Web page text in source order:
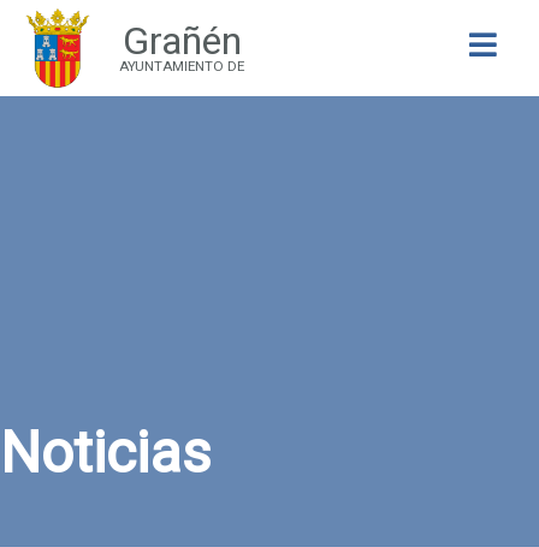
Grañén
AYUNTAMIENTO DE
Noticias